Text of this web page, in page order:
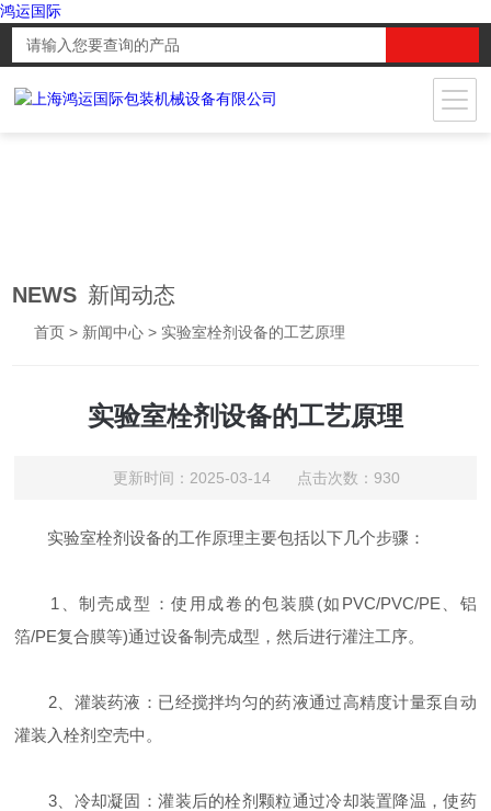
鸿运国际
NEWS 新闻动态
首页 > 新闻中心 > 实验室栓剂设备的工艺原理
实验室栓剂设备的工艺原理
更新时间：2025-03-14 点击次数：930
实验室栓剂设备的工作原理主要包括以下几个步骤‌：
‌1、制壳成型‌：使用成卷的包装膜(如PVC/PVC/PE、铝
箔/PE复合膜等)通过设备制壳成型，然后进行灌注工序‌。
‌2、灌装药液‌：已经搅拌均匀的药液通过高精度计量泵自动
灌装入栓剂空壳中‌。
‌3、冷却凝固‌：灌装后的栓剂颗粒通过冷却装置降温，使药